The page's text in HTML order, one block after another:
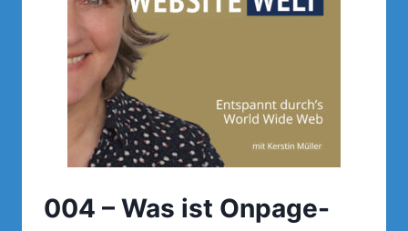
TUN,
WERDEN?
004 – Was ist Onpage-